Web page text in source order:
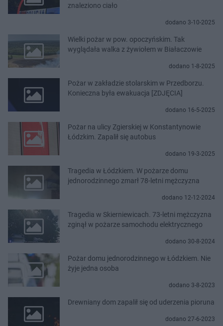
znaleziono ciało
dodano 3-10-2025
Wielki pożar w pow. opoczyńskim. Tak
wyglądała walka z żywiołem w Białaczowie
dodano 1-8-2025
Pożar w zakładzie stolarskim w Przedborzu.
Konieczna była ewakuacja [ZDJĘCIA]
dodano 16-5-2025
Pożar na ulicy Zgierskiej w Konstantynowie
Łódzkim. Zapalił się autobus
dodano 19-3-2025
Tragedia w Łódzkiem. W pożarze domu
jednorodzinnego zmarł 78-letni mężczyzna
dodano 12-12-2024
Tragedia w Skierniewicach. 73-letni mężczyzna
zginął w pożarze samochodu elektrycznego
dodano 30-8-2024
Pożar domu jednorodzinnego w Łódzkiem. Nie
żyje jedna osoba
dodano 3-8-2023
Drewniany dom zapalił się od uderzenia pioruna
dodano 27-6-2023